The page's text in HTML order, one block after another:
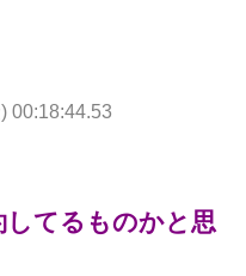
00:18:44.53
してるものかと思